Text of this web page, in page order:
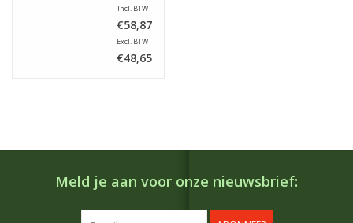
Incl. BTW
€58,87
Excl. BTW
€48,65
Meld je aan voor onze nieuwsbrief: